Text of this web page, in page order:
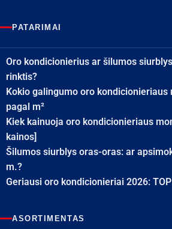
PATARIMAI
Oro kondicionierius ar šilumos
rinktis?
Kokio galingumo oro kondicionieriaus
pagal m²
Kiek kainuoja oro kondicionieriaus
kainos]
Šilumos siurblys oras-oras: ar
m.?
Geriausi oro kondicionieriai 2026:
ASORTIMENTAS